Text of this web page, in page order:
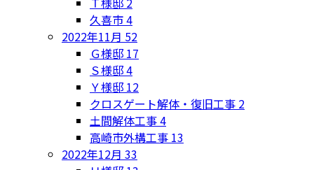
久喜市4
2022年11月 52
Ｇ様邸 17
Ｓ様邸4
Ｙ様邸 12
クロスゲート解体・復旧工事 2
土間解体工事4
高崎市外構工事 13
2022年12月 33